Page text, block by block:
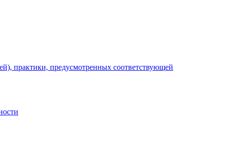
практики, предусмотренных соответствующей